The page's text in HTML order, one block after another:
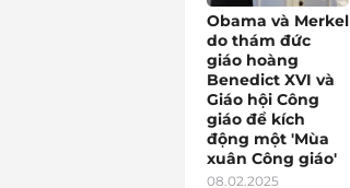
Obama và Merkel
do thám đức
giáo hoàng
Benedict XVI và
Giáo hội Công
giáo để kích
động một 'Mùa
xuân Công giáo'
08.02.2025